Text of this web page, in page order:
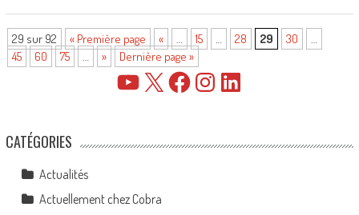
29 sur 92 « Première page « … 15 … 28 29 30
…
45
60 75 … » Dernière page »
YouTube FacebookInstagramLinkedIn
CATÉGORIES
Actualités
Actuellement chez Cobra